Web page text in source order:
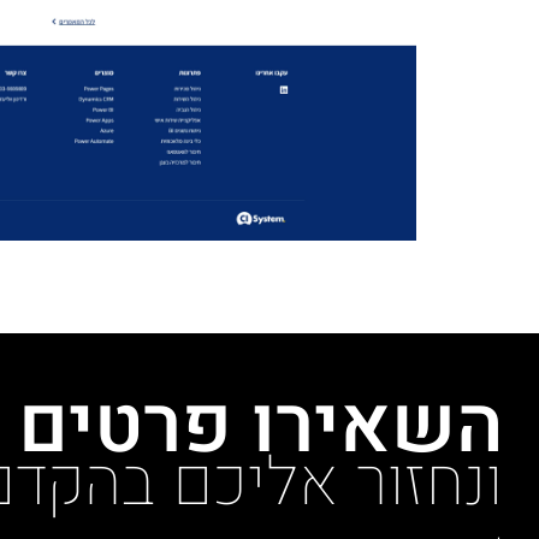
השאירו פרטים
ונחזור אליכם